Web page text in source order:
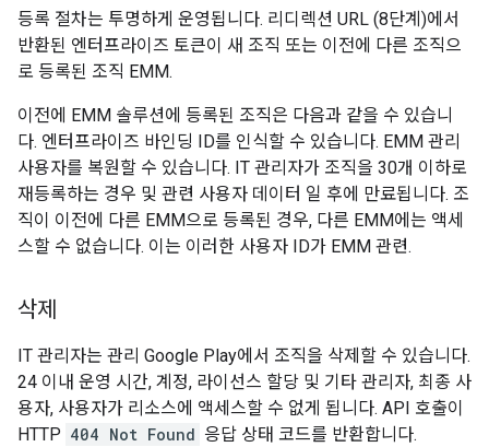
등록 절차는 투명하게 운영됩니다. 리디렉션 URL (8단계)에서
반환된 엔터프라이즈 토큰이 새 조직 또는 이전에 다른 조직으
로 등록된 조직 EMM.
이전에 EMM 솔루션에 등록된 조직은 다음과 같을 수 있습니
다. 엔터프라이즈 바인딩 ID를 인식할 수 있습니다. EMM 관리
사용자를 복원할 수 있습니다. IT 관리자가 조직을 30개 이하로
재등록하는 경우 및 관련 사용자 데이터 일 후에 만료됩니다. 조
직이 이전에 다른 EMM으로 등록된 경우, 다른 EMM에는 액세
스할 수 없습니다. 이는 이러한 사용자 ID가 EMM 관련.
삭제
IT 관리자는 관리 Google Play에서 조직을 삭제할 수 있습니다.
24 이내 운영 시간, 계정, 라이선스 할당 및 기타 관리자, 최종 사
용자, 사용자가 리소스에 액세스할 수 없게 됩니다. API 호출이
HTTP 404 Not Found 응답 상태 코드를 반환합니다.